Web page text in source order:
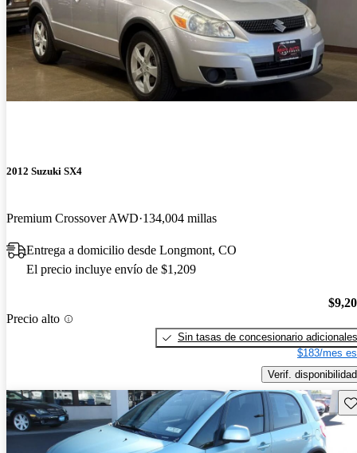
2012 Suzuki SX4
Premium Crossover AWD 134,004 millas
Entrega a domicilio desde Longmont, CO
El precio incluye envío de $1,209
Precio alto
Sin tasas de concesionario adicionales
$183/mes
Verif. disponibilidad